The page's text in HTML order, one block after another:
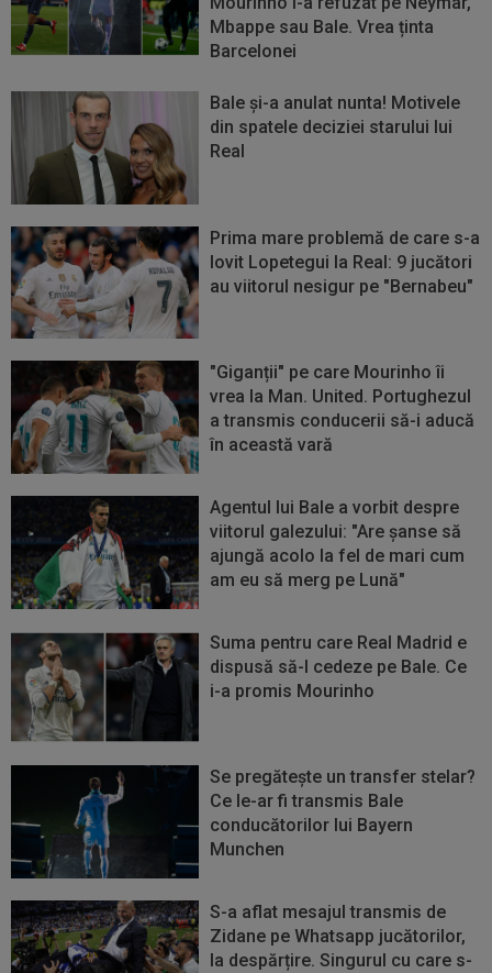
Mbappe sau Bale. Vrea ținta
Barcelonei
Bale şi-a anulat nunta! Motivele
din spatele deciziei starului lui
Real
Prima mare problemă de care s-a
lovit Lopetegui la Real: 9 jucători
au viitorul nesigur pe "Bernabeu"
"Giganții" pe care Mourinho îi
vrea la Man. United. Portughezul
a transmis conducerii să-i aducă
în această vară
Agentul lui Bale a vorbit despre
viitorul galezului: "Are șanse să
ajungă acolo la fel de mari cum
am eu să merg pe Lună"
Suma pentru care Real Madrid e
dispusă să-l cedeze pe Bale. Ce
i-a promis Mourinho
Se pregăteşte un transfer stelar?
Ce le-ar fi transmis Bale
conducătorilor lui Bayern
Munchen
S-a aflat mesajul transmis de
Zidane pe Whatsapp jucătorilor,
la despărțire. Singurul cu care s-